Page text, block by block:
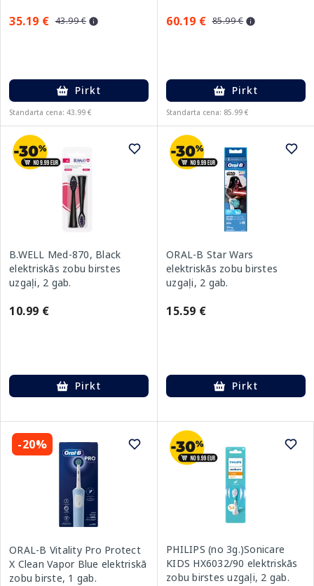
35.19 € 43.99 €
Pirkt
Standarta cena: 43.99 €
60.19 € 85.99 €
Pirkt
Standarta cena: 85.99 €
B.WELL Med-870, Black
elektriskās zobu birstes
uzgaļi, 2 gab.
10.99 €
Pirkt
ORAL-B Star Wars
elektriskās zobu birstes
uzgaļi, 2 gab.
15.59 €
Pirkt
-20%
ORAL-B Vitality Pro Protect
X Clean Vapor Blue elektriskā
zobu birste, 1 gab.
PHILIPS (no 3g.)Sonicare
KIDS HX6032/90 elektriskās
zobu birstes uzgaļi, 2 gab.